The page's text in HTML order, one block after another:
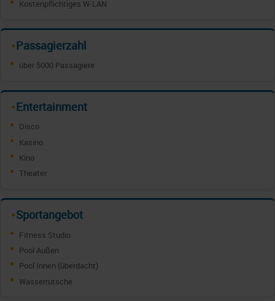
Kostenpflichtiges W-LAN
✦Passagierzahl
über 5000 Passagiere
✦Entertainment
Disco
Kasino
Kino
Theater
✦Sportangebot
Fitness Studio
Pool Außen
Pool Innen (überdacht)
Wasserrutsche